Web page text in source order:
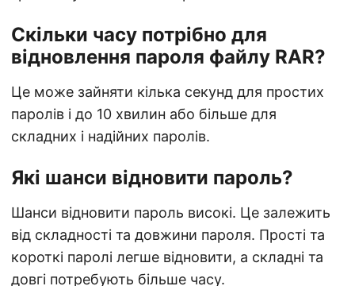
Скільки часу потрібно для
відновлення пароля файлу RAR?
Це може зайняти кілька секунд для простих
паролів і до 10 хвилин або більше для
складних і надійних паролів.
Які шанси відновити пароль?
Шанси відновити пароль високі. Це залежить
від складності та довжини пароля. Прості та
короткі паролі легше відновити, а складні та
довгі потребують більше часу.